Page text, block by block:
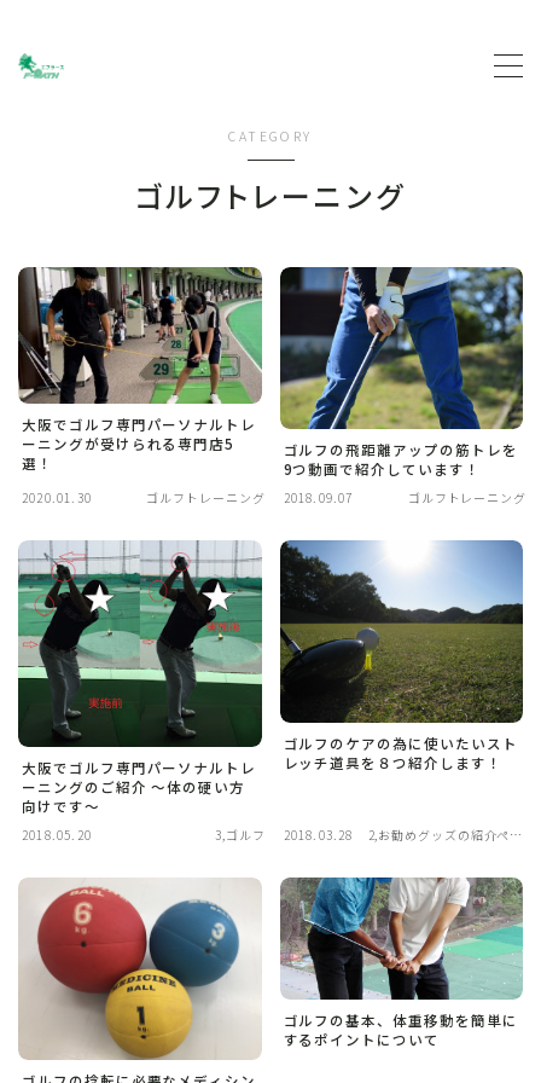
MENU
主な活動について
契約企業について
お問い合わせ
ブログ
CATEGORY
ゴルフトレーニング
大阪でゴルフ専門パーソナルトレ
ーニングが受けられる専門店5
選！
2020.01.30 ゴルフトレーニング
ゴルフの飛距離アップの筋トレを
9つ動画で紹介しています！
2018.09.07 ゴルフトレーニング
大阪でゴルフ専門パーソナルトレ
ーニングのご紹介 ～体の硬い方
向けです～
2018.05.20 3,ゴルフ
ゴルフのケアの為に使いたいスト
レッチ道具を８つ紹介します！
2018.03.28
2,お勧めグッズの紹介ペー
ゴルフの基本、体重移動を簡単に
するポイントについて